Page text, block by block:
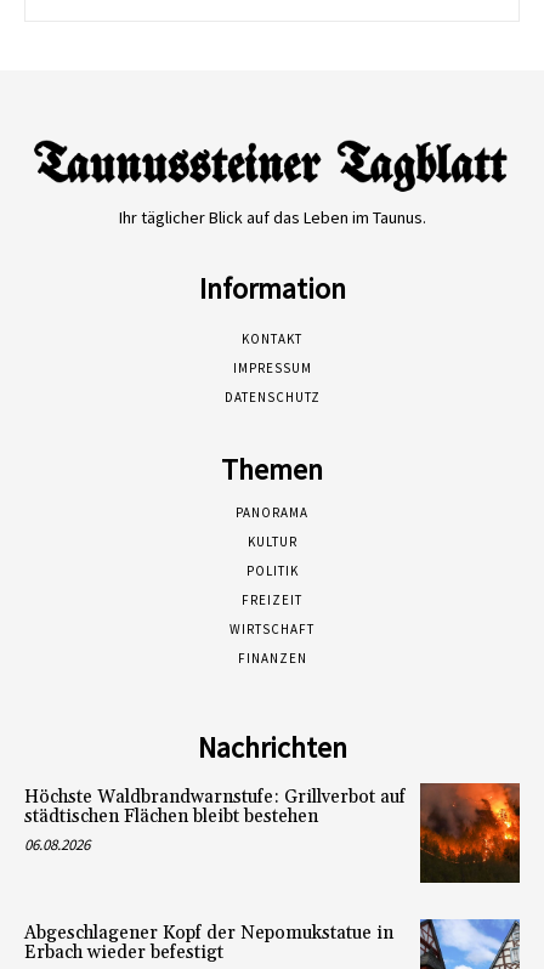
Ihr täglicher Blick auf das Leben im Taunus.
Information
KONTAKT
IMPRESSUM
DATENSCHUTZ
Themen
PANORAMA
KULTUR
POLITIK
FREIZEIT
WIRTSCHAFT
FINANZEN
Nachrichten
Höchste Waldbrandwarnstufe: Grillverbot auf
städtischen Flächen bleibt bestehen
06.08.2026
Abgeschlagener Kopf der Nepomukstatue in
Erbach wieder befestigt